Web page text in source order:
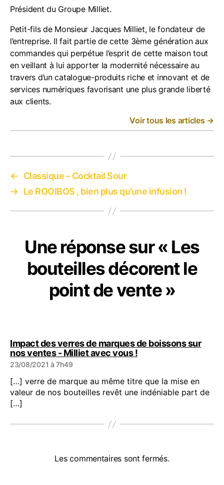
Président du Groupe Milliet.
Petit-fils de Monsieur Jacques Milliet, le fondateur de
l’entreprise. Il fait partie de cette 3ème génération aux
commandes qui perpétue l’esprit de cette maison tout
en veillant à lui apporter la modernité nécessaire au
travers d’un catalogue-produits riche et innovant et de
services numériques favorisant une plus grande liberté
aux clients.
Voir tous les articles →
←
Classique – Cocktail Sour
→ Le ROOIBOS , bien plus qu’une infusion !
Une réponse sur « Les
bouteilles décorent le
point de vente »
Impact des verres de marques de boissons sur
nos ventes - Milliet avec vous !dit :
23/08/2021 à 7h49
[…] verre de marque au même titre que la mise en
valeur de nos bouteilles revêt une indéniable part de
[…]
Les commentaires sont fermés.